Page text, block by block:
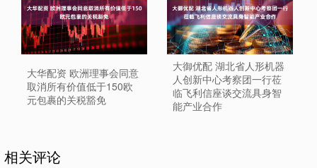
大华配资 欧洲理事会同意
取消所有价值低于150欧
元包裹的关税豁免
大御优配 湖北省人形机器
人创新中心考察团一行莅
临飞利信座谈交流具身智
能产业合作
相关评论